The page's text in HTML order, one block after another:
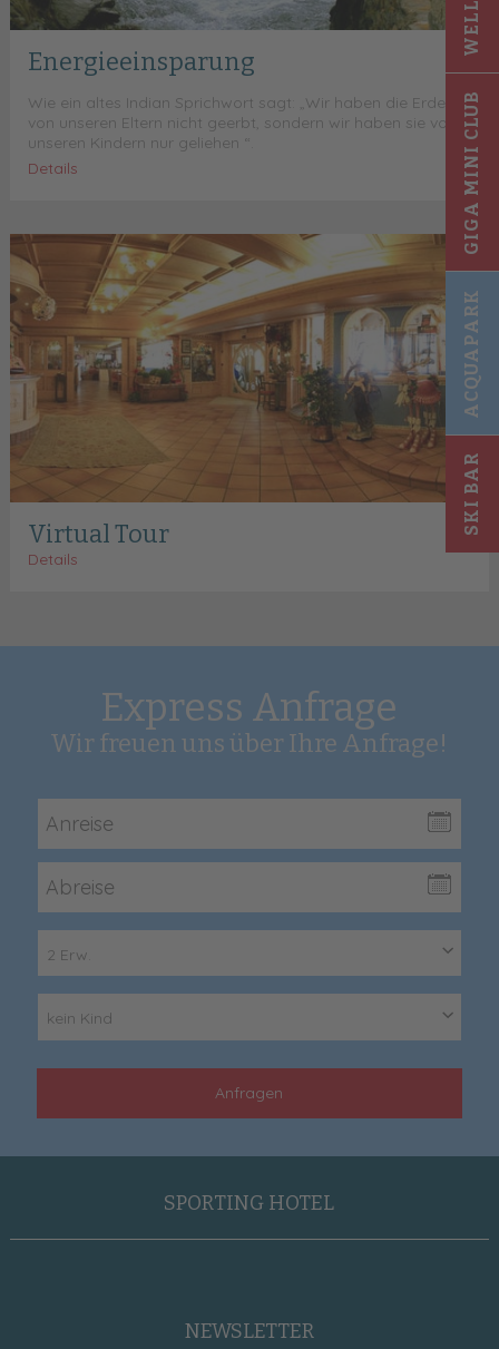
SKI BAR
ACQUAPARK
GIGA MINI CLUB
Energieeinsparung
Wie ein altes Indian Sprichwort sagt: „Wir haben die Erde
von unseren Eltern nicht geerbt, sondern wir haben sie von
unseren Kindern nur geliehen “.
Details
Virtual Tour
Details
Express Anfrage
Wir freuen uns über Ihre Anfrage!
2 Erw.
kein Kind
Anfragen
SPORTING HOTEL
NEWSLETTER